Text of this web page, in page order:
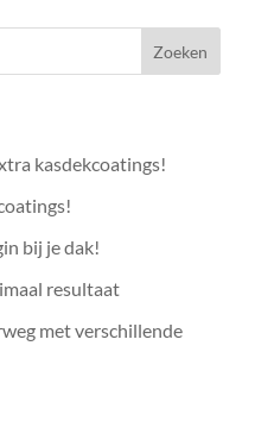
kasdekcoatings!
bij je dak!
resultaat
met verschillende